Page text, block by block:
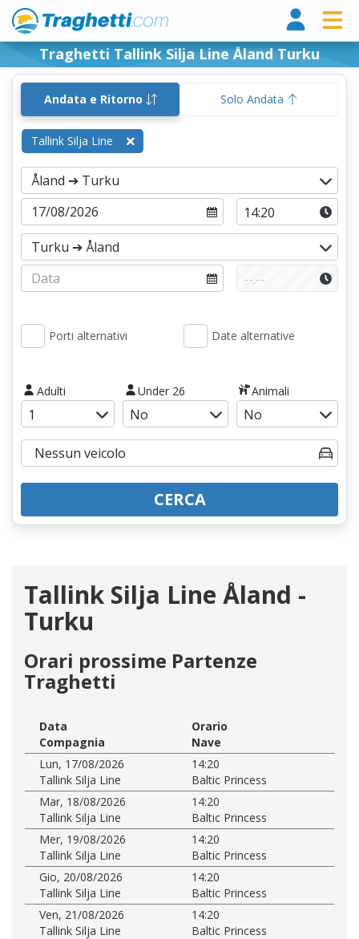
Traghetti Tallink Silja Line Åland Turku
Andata e Ritorno Solo Andata
Tallink Silja Line
Porti alternativi Date alternative
Adulti Under 26 Animali
CERCA
Tallink Silja Line Åland -
Turku
Orari prossime Partenze
Traghetti
Data
Orario
Compagnia
Nave
Lun, 17/08/2026
14:20
Tallink Silja Line
Baltic Princess
Mar, 18/08/2026
14:20
Tallink Silja Line
Baltic Princess
Mer, 19/08/2026
14:20
Tallink Silja Line
Baltic Princess
Gio, 20/08/2026
14:20
Tallink Silja Line
Baltic Princess
Ven, 21/08/2026
14:20
Tallink Silja Line
Baltic Princess